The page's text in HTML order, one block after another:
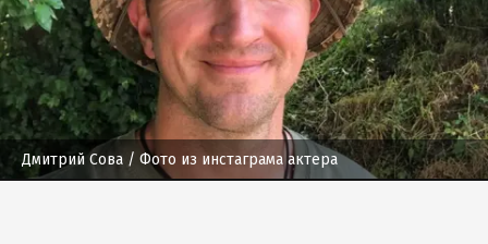
Дмитрий Сова / Фото из инстаграма актера